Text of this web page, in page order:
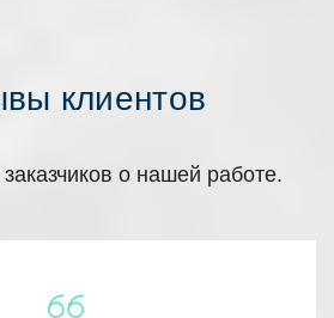
клиентов
о нашей работе.